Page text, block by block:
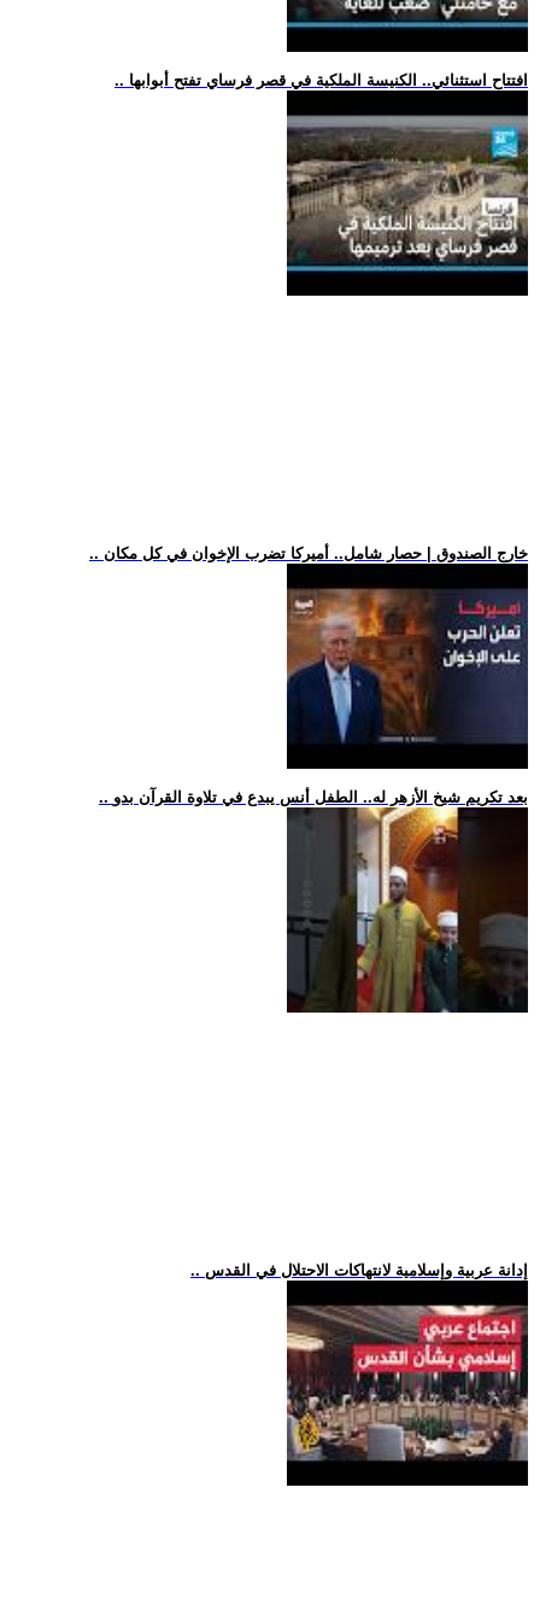
.. افتتاح استثنائي.. الكنيسة الملكية في قصر فرساي تفتح أبوابها
.. خارج الصندوق | حصار شامل.. أميركا تضرب الإخوان في كل مكان
.. بعد تكريم شيخ الأزهر له.. الطفل أنس يبدع في تلاوة القرآن بدو
.. إدانة عربية وإسلامية لانتهاكات الاحتلال في القدس